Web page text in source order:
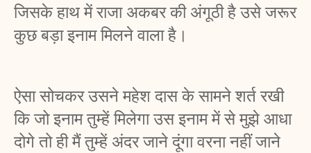
जिसके हाथ में राजा अकबर की अंगूठी है उसे जरूर
कुछ बड़ा इनाम मिलने वाला है।
ऐसा सोचकर उसने महेश दास के सामने शर्त रखी
कि जो इनाम तुम्हें मिलेगा उस इनाम में से मुझे आधा
दोगे तो ही मैं तुम्हें अंदर जाने दूंगा वरना नहीं जाने